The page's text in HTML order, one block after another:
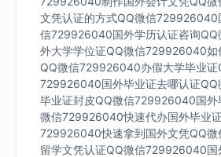
文凭认证的方式QQ微信729926040
信729926040国外学历认证咨询
外大学学位证QQ微信729926040如
QQ微信729926040办假大学毕业证
729926040国外毕业证去哪认证
毕业证封皮QQ微信729926040国外
微信729926040快速代办国外毕业
729926040快速拿到国外文凭QQ
留学文凭认证QQ微信729926040国